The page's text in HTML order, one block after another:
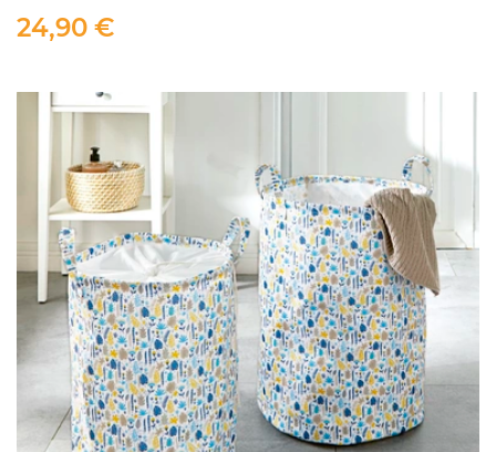
24,90 €